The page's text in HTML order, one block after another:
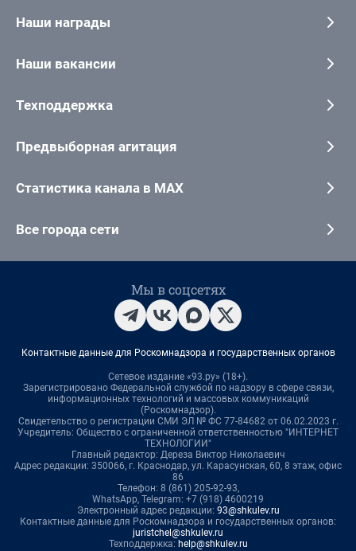
Наши награды
Наши вакансии
Техподдержка
Предвыборная агитация
Статистика канала в MAX
Все города сети
Мы в соцсетях
Контактные данные для Роскомнадзора и государственных органов
Сетевое издание «93.ру» (18+).
Зарегистрировано Федеральной службой по надзору в сфере связи,
информационных технологий и массовых коммуникаций
(Роскомнадзор).
Свидетельство о регистрации СМИ ЭЛ № ФС 77-84682 от 06.02.2023 г.
Учредитель: Общество с ограниченной ответственностью "ИНТЕРНЕТ
ТЕХНОЛОГИИ"
Главный редактор: Дереза Виктор Николаевич
Адрес редакции: 350066, г. Краснодар, ул. Карасунская, 60, 8 этаж, офис
86
Телефон: 8 (861) 205-92-93,
WhatsApp, Telegram: +7 (918) 4600219
Электронный адрес редакции: 93@shkulev.ru
Контактные данные для Роскомнадзора и государственных органов:
juristchel@shkulev.ru
Техподдержка: help@shkulev.ru